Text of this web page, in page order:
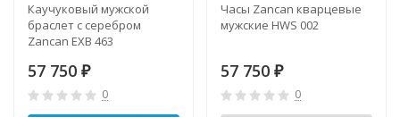
Каучуковый мужской
браслет с серебром
Zancan EXB 463
57 750 ₽
0
Часы Zancan кварцевые
мужские HWS 002
57 750 ₽
0